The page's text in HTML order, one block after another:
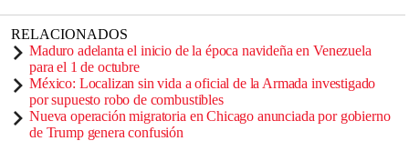
RELACIONADOS
Maduro adelanta el inicio de la época navideña en Venezuela
para el 1 de octubre
México: Localizan sin vida a oficial de la Armada investigado
por supuesto robo de combustibles
Nueva operación migratoria en Chicago anunciada por gobierno
de Trump genera confusión